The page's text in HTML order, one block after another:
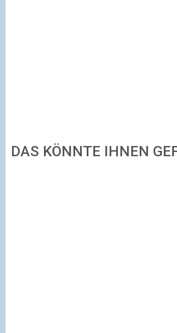
DAS KÖNNTE IHNEN